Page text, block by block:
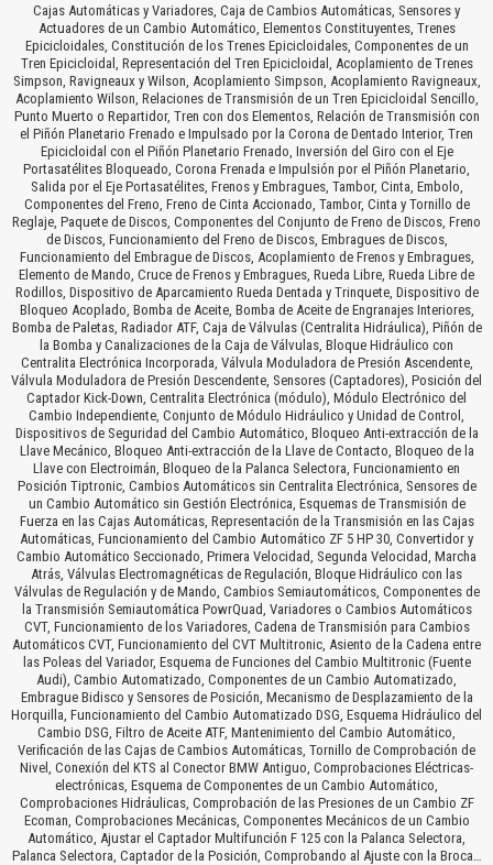
Cajas Automáticas y Variadores, Caja de Cambios Automáticas, Sensores y
Actuadores de un Cambio Automático, Elementos Constituyentes, Trenes
Epicicloidales, Constitución de los Trenes Epicicloidales, Componentes de un
Tren Epicicloidal, Representación del Tren Epicicloidal, Acoplamiento de Trenes
Simpson, Ravigneaux y Wilson, Acoplamiento Simpson, Acoplamiento Ravigneaux,
Acoplamiento Wilson, Relaciones de Transmisión de un Tren Epicicloidal Sencillo,
Punto Muerto o Repartidor, Tren con dos Elementos, Relación de Transmisión con
el Piñón Planetario Frenado e Impulsado por la Corona de Dentado Interior, Tren
Epicicloidal con el Piñón Planetario Frenado, Inversión del Giro con el Eje
Portasatélites Bloqueado, Corona Frenada e Impulsión por el Piñón Planetario,
Salida por el Eje Portasatélites, Frenos y Embragues, Tambor, Cinta, Embolo,
Componentes del Freno, Freno de Cinta Accionado, Tambor, Cinta y Tornillo de
Reglaje, Paquete de Discos, Componentes del Conjunto de Freno de Discos, Freno
de Discos, Funcionamiento del Freno de Discos, Embragues de Discos,
Funcionamiento del Embrague de Discos, Acoplamiento de Frenos y Embragues,
Elemento de Mando, Cruce de Frenos y Embragues, Rueda Libre, Rueda Libre de
Rodillos, Dispositivo de Aparcamiento Rueda Dentada y Trinquete, Dispositivo de
Bloqueo Acoplado, Bomba de Aceite, Bomba de Aceite de Engranajes Interiores,
Bomba de Paletas, Radiador ATF, Caja de Válvulas (Centralita Hidráulica), Piñón de
la Bomba y Canalizaciones de la Caja de Válvulas, Bloque Hidráulico con
Centralita Electrónica Incorporada, Válvula Moduladora de Presión Ascendente,
Válvula Moduladora de Presión Descendente, Sensores (Captadores), Posición del
Captador Kick-Down, Centralita Electrónica (módulo), Módulo Electrónico del
Cambio Independiente, Conjunto de Módulo Hidráulico y Unidad de Control,
Dispositivos de Seguridad del Cambio Automático, Bloqueo Anti-extracción de la
Llave Mecánico, Bloqueo Anti-extracción de la Llave de Contacto, Bloqueo de la
Llave con Electroimán, Bloqueo de la Palanca Selectora, Funcionamiento en
Posición Tiptronic, Cambios Automáticos sin Centralita Electrónica, Sensores de
un Cambio Automático sin Gestión Electrónica, Esquemas de Transmisión de
Fuerza en las Cajas Automáticas, Representación de la Transmisión en las Cajas
Automáticas, Funcionamiento del Cambio Automático ZF 5 HP 30, Convertidor y
Cambio Automático Seccionado, Primera Velocidad, Segunda Velocidad, Marcha
Atrás, Válvulas Electromagnéticas de Regulación, Bloque Hidráulico con las
Válvulas de Regulación y de Mando, Cambios Semiautomáticos, Componentes de
la Transmisión Semiautomática PowrQuad, Variadores o Cambios Automáticos
CVT, Funcionamiento de los Variadores, Cadena de Transmisión para Cambios
Automáticos CVT, Funcionamiento del CVT Multitronic, Asiento de la Cadena entre
las Poleas del Variador, Esquema de Funciones del Cambio Multitronic (Fuente
Audi), Cambio Automatizado, Componentes de un Cambio Automatizado,
Embrague Bidisco y Sensores de Posición, Mecanismo de Desplazamiento de la
Horquilla, Funcionamiento del Cambio Automatizado DSG, Esquema Hidráulico del
Cambio DSG, Filtro de Aceite ATF, Mantenimiento del Cambio Automático,
Verificación de las Cajas de Cambios Automáticas, Tornillo de Comprobación de
Nivel, Conexión del KTS al Conector BMW Antiguo, Comprobaciones Eléctricas-
electrónicas, Esquema de Componentes de un Cambio Automático,
Comprobaciones Hidráulicas, Comprobación de las Presiones de un Cambio ZF
Ecoman, Comprobaciones Mecánicas, Componentes Mecánicos de un Cambio
Automático, Ajustar el Captador Multifunción F 125 con la Palanca Selectora,
Palanca Selectora, Captador de la Posición, Comprobando al Ajuste con la Broca…